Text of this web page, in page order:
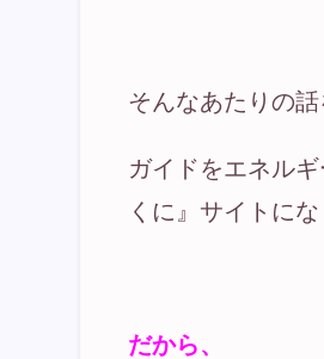
そんなあたりの話
ガイドをエネル
くに』サイトにな
だから、